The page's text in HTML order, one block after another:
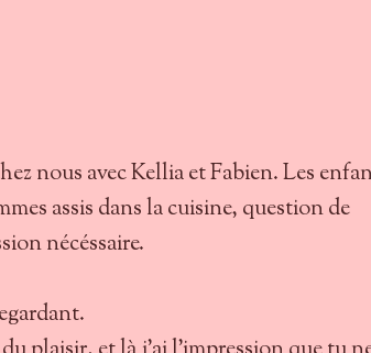
nous avec Kellia et Fabien. Les
assis dans la cuisine, question de
nécéssaire.